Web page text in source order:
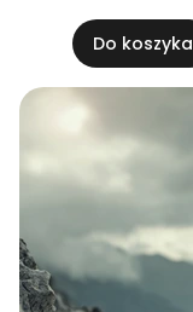
Do koszyka